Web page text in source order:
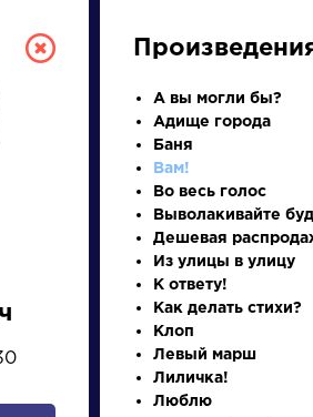
УРОКОВ
А вы могли бы?
Адище города
Баня
Вам!
Во весь голос
Выволакивайте
Дешевая
Из улицы в улицу
К ответу!
Как делать стихи?
Клоп
Левый марш
Лиличка!
Люблю